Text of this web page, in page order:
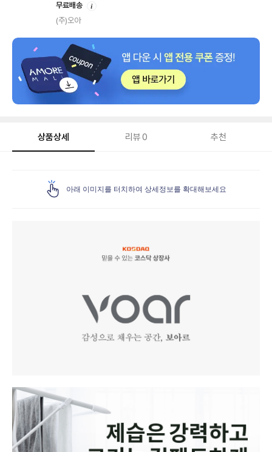
무료배송
(주)오아
상품상세 리뷰0 추천
아래 이미지를 터치하여 상세정보를 확대해보세요